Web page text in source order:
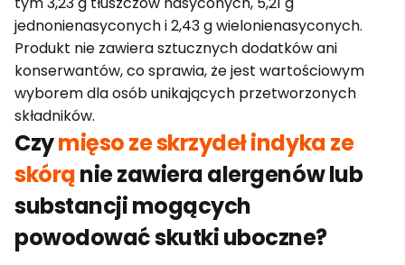
jednonienasyconych i 2,43 g wielonienasyconych.
Produkt nie zawiera sztucznych dodatków ani
konserwantów, co sprawia, że jest wartościowym
wyborem dla osób unikających przetworzonych
składników.
Czymięso ze skrzydeł indyka ze
skórąnie zawiera alergenów lub
substancji mogących
powodować skutki uboczne?